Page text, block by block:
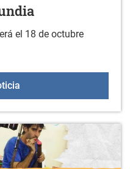
el 18 de octubre
I. Campeonato de bolos